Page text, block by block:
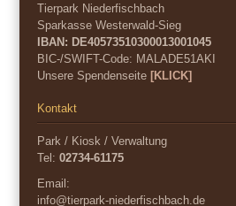
Tierpark Niederfischbach
Sparkasse Westerwald-Sieg
IBAN: DE40573510300013001045
BIC-/SWIFT-Code: MALADE51AKI
Unsere Spendenseite[KLICK]
Kontakt
Park / Kiosk / Verwaltung
Tel:02734-61175
Email:
info@tierpark-niederfischbach.de